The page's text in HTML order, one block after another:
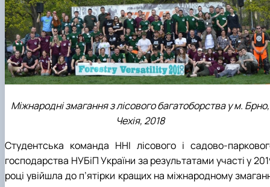
Міжнародні змагання з лісового багатоборства у м. Брно,
Чехія, 2018
Студентська команда ННІ лісового і садово-
господарства НУБіП України за результатами участі у
році увійшла до п’ятірки кращих на міжнародному